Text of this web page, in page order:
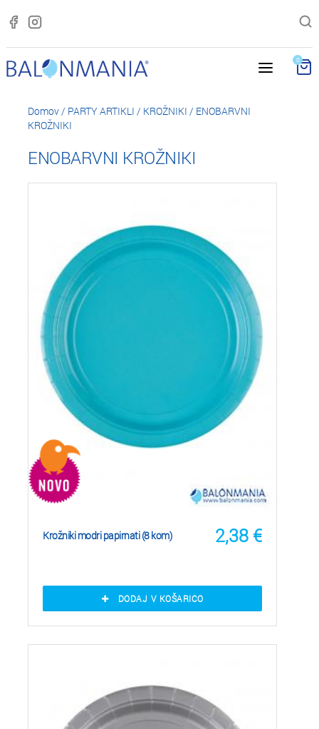
0
Domov/ PARTY ARTIKLI / KROŽNIKI / ENOBARVNI
KROŽNIKI
ENOBARVNI KROŽNIKI
2,38 €
Krožniki modri papirnati (8 kom)
DODAJ V KOŠARICO